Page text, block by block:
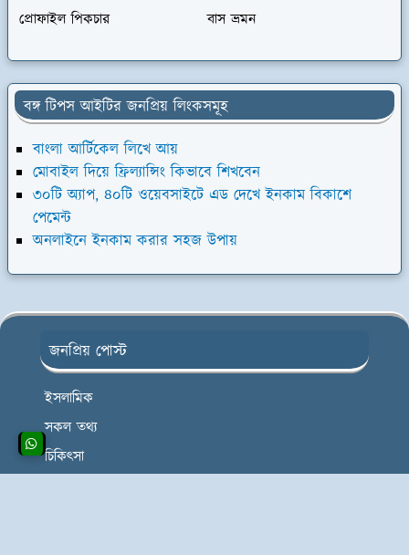
প্রোফাইল পিকচার
বাস ভ্রমন
বঙ্গ টিপস আইটির জনপ্রিয় লিংকসমূহ
বাংলা আর্টিকেল লিখে আয়
মোবাইল দিয়ে ফ্রিল্যান্সিং কিভাবে শিখবেন
৩০টি অ্যাপ, ৪০টি ওয়েবসাইটে এড দেখে ইনকাম বিকাশে
পেমেন্ট
অনলাইনে ইনকাম করার সহজ উপায়
জনপ্রিয় পোস্ট
ইসলামিক
সকল তথ্য
চিকিৎসা